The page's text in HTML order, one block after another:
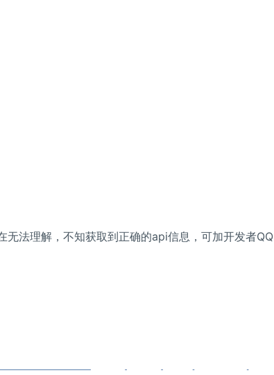
法理解，不知获取到正确的api信息，可加开发者QQ